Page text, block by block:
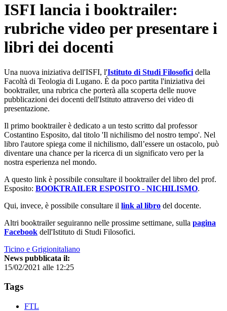
ISFI lancia i booktrailer:
rubriche video per presentare i
libri dei docenti
Una nuova iniziativa dell'ISFI, l'Istituto di Studi Filosofici della
Facoltà di Teologia di Lugano. È da poco partita l'iniziativa dei
booktrailer, una rubrica che porterà alla scoperta delle nuove
pubblicazioni dei docenti dell'Istituto attraverso dei video di
presentazione.
Il primo booktrailer è dedicato a un testo scritto dal professor
Costantino Esposito, dal titolo 'Il nichilismo del nostro tempo'. Nel
libro l'autore spiega come il nichilismo, dall’essere un ostacolo, può
diventare una chance per la ricerca di un significato vero per la
nostra esperienza nel mondo.
A questo link è possibile consultare il booktrailer del libro del prof.
Esposito: BOOKTRAILER ESPOSITO - NICHILISMO.
Qui, invece, è possibile consultare il link al libro del docente.
Altri booktrailer seguiranno nelle prossime settimane, sulla pagina
Facebook dell'Istituto di Studi Filosofici.
Ticino e Grigionitaliano
News pubblicata il:
15/02/2021 alle 12:25
Tags
FTL